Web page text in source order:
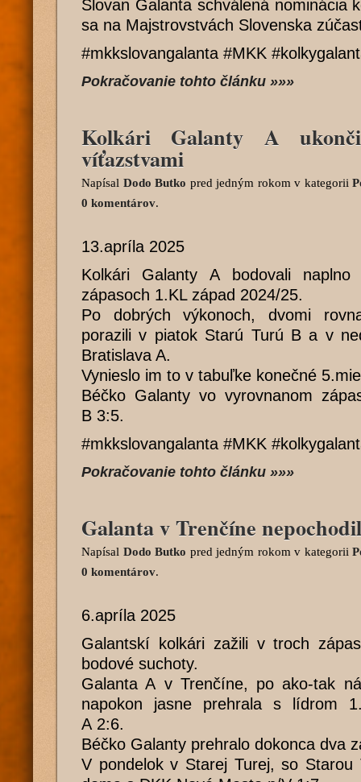
Slovan Galanta schválená nominácia
sa na Majstrovstvách Slovenska
#mkkslovangalanta #MKK
Pokračovanie tohto článku »»»
Kolkári Galanty A
víťazstvami
Napísal Dodo Butko pred jedným rokom v kategorii
0 komentárov.
13.apríla 2025
Kolkári Galanty A bodovali
zápasoch 1.KL západ 2024/25.
Po dobrých výkonoch, dvomi
porazili v piatok Starú Turú B a v
Bratislava A.
Vynieslo im to v tabuľke konečné
Béčko Galanty vo vyrovnanom
B 3:5.
#mkkslovangalanta #MKK
Pokračovanie tohto článku »»»
Galanta v Trenčíne
Napísal Dodo Butko pred jedným rokom v kategorii
0 komentárov.
6.apríla 2025
Galantskí kolkári zažili v troch
bodové suchoty.
Galanta A v Trenčíne, po ako-tak
napokon jasne prehrala s lídrom
A 2:6.
Béčko Galanty prehralo dokonca dva
V pondelok v Starej Turej, so